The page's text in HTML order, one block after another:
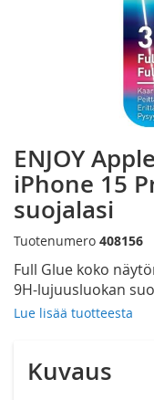
kuvagallerian
alkuun
ENJOY
iPhone 15
suojalasi
Full Glue koko
9H-lujuusluokan
Lue lisää tuotteesta
Tuotenumero 408156
Kuvaus